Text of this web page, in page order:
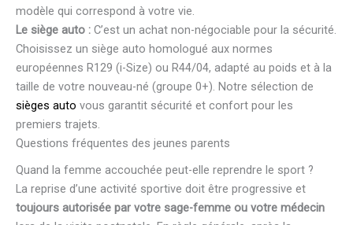
modèle qui correspond à votre vie.
Le siège auto : C’est un achat non-négociable pour la sécurité.
Choisissez un siège auto homologué aux normes
européennes R129 (i-Size) ou R44/04, adapté au poids et à la
taille de votre nouveau-né (groupe 0+). Notre sélection de
sièges auto vous garantit sécurité et confort pour les
premiers trajets.
Questions fréquentes des jeunes parents
Quand la femme accouchée peut-elle reprendre le sport ?
La reprise d’une activité sportive doit être progressive et
toujours autorisée par votre sage-femme ou votre médecin